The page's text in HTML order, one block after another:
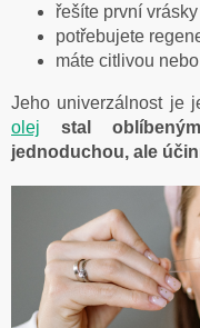
řešíte první vrásky
potřebujete
máte citlivou
Jeho univerzálnost je
olej stal
jednoduchou, ale